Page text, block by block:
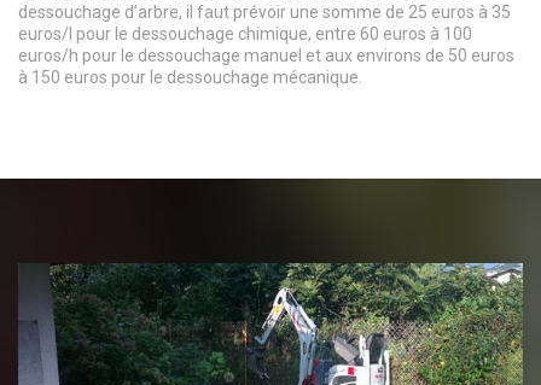
dessouchage d’arbre, il faut prévoir une somme de 25 euros à 35
euros/l pour le dessouchage chimique, entre 60 euros à 100
euros/h pour le dessouchage manuel et aux environs de 50 euros
à 150 euros pour le dessouchage mécanique.